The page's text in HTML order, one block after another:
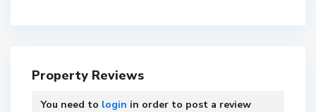
Property Reviews
You need to login in order to post a review